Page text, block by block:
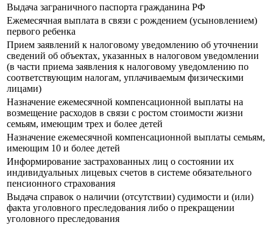
Выдача заграничного паспорта гражданина РФ
Ежемесячная выплата в связи с рождением (усыновлением)
первого ребенка
Прием заявлений к налоговому уведомлению об уточнении
сведений об объектах, указанных в налоговом уведомлении
(в части приема заявления к налоговому уведомлению по
соответствующим налогам, уплачиваемым физическими
лицами)
Назначение ежемесячной компенсационной выплаты на
возмещение расходов в связи с ростом стоимости жизни
семьям, имеющим трех и более детей
Назначение ежемесячной компенсационной выплаты семьям,
имеющим 10 и более детей
Информирование застрахованных лиц о состоянии их
индивидуальных лицевых счетов в системе обязательного
пенсионного страхования
Выдача справок о наличии (отсутствии) судимости и (или)
факта уголовного преследования либо о прекращении
уголовного преследования